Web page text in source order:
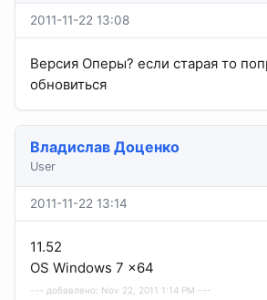
2011-11-22 13:08
Версия Оперы? если старая то
обновиться
Владислав Доценко
User
2011-11-22 13:14
11.52
OS Windows 7 x64
--- добавлено: Nov 22, 2011 1:14 PM ---